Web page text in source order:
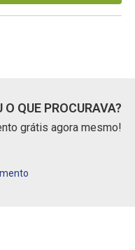
QUE PROCURAVA?
grátis agora mesmo!